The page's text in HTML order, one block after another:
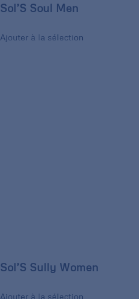
Sol’S Soul Men
Ajouter à la sélection
Sol’S Sully Women
Ajouter à la sélection